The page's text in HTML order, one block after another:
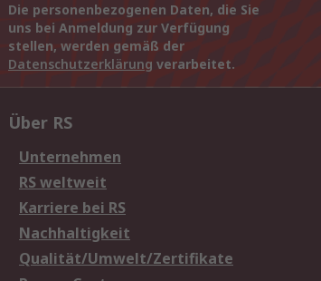
Die personenbezogenen Daten, die Sie
uns bei Anmeldung zur Verfügung
stellen, werden gemäß der
Datenschutzerklärung verarbeitet.
Über RS
Unternehmen
RS weltweit
Karriere bei RS
Nachhaltigkeit
Qualität/Umwelt/Zertifikate